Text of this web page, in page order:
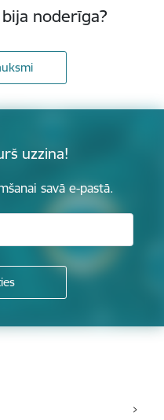
noderīga?
uzzina!
savā e-pastā.